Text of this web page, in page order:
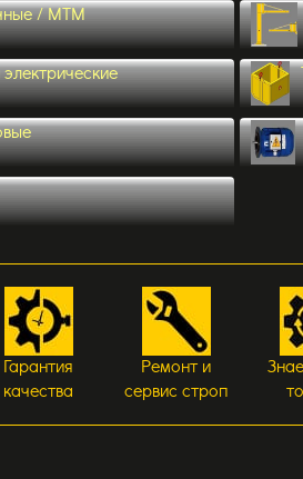
/ МТМ
Гарантия
качества
Ремонт и
сервис строп